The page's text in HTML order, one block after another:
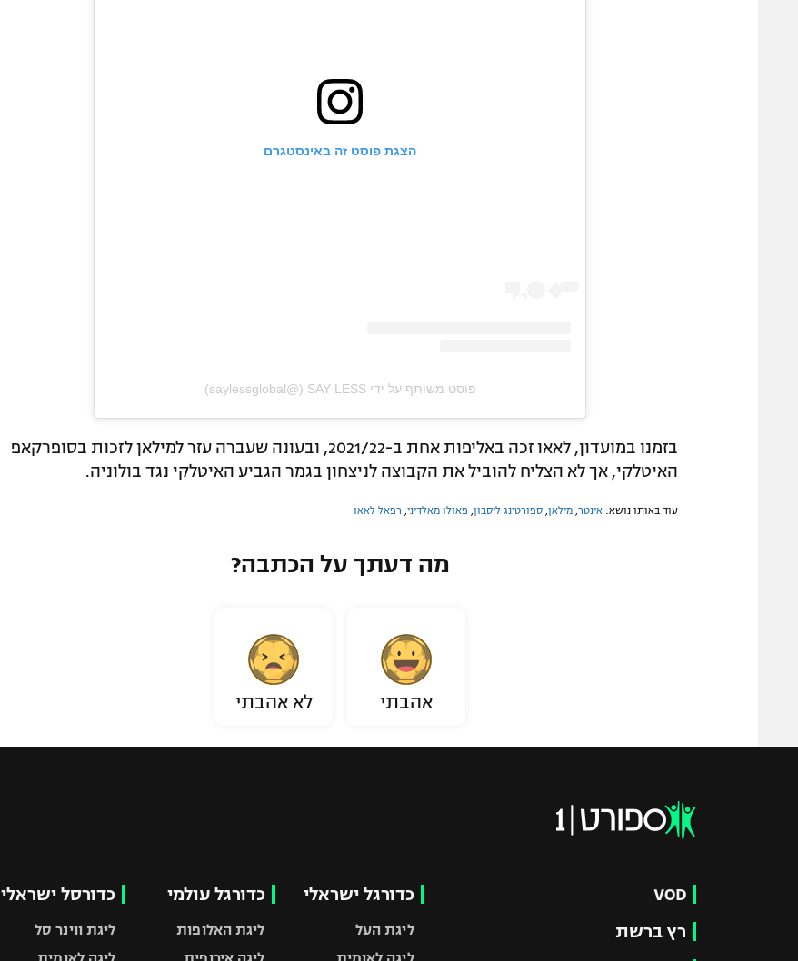
הצגת פוסט זה באינסטגרם
פוסט משותף על ידי ‏‎SAY LESS‎‏ (@‏‎saylessglobal‎‏)
בזמנו במועדון, לאאו זכה באליפות אחת ב-2021/22, ובעונה שעברה עזר למילאן לזכות בסופרקאפ
האיטלקי, אך לא הצליח להוביל את הקבוצה לניצחון בגמר הגביע האיטלקי נגד בולוניה.
עוד באותו נושא: אינטר מילאן ספורטינג ליסבון פאולו מאלדיני רפאל לאאו
מה דעתך על הכתבה?
אהבתי לא אהבתי
VOD
רץ ברשת
כדורגל ישראלי
ליגת העל
ליגה לאומית
כדורגל עולמי
ליגת האלופות
ליגה אירופית
כדורסל ישראלי
ליגת ווינר סל
ליגה לאומית